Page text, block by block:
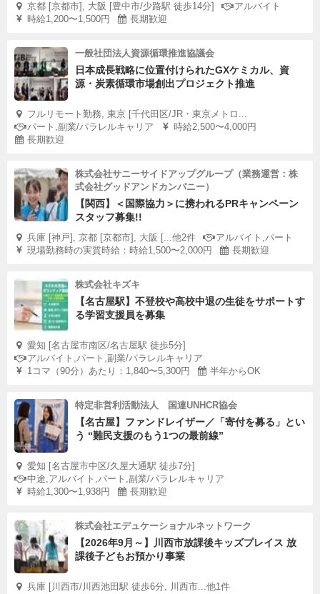
京都 [京都市], 大阪 [豊中市/少路駅 徒歩14分]
アルバイト
時給1,200〜1,500円
長期歓迎
一般社団法人資源循環推進協議会
日本成長戦略に位置付けられたGXケミカル、資
源・炭素循環市場創出プロジェクト推進
フルリモート勤務, 東京 [千代田区/JR・東京メトロ...
パート,副業/パラレルキャリア
時給2,500〜4,000円
長期歓迎
株式会社サニーサイドアップグループ（業務運営：株
式会社グッドアンドカンパニー）
【関西】＜国際協力＞に携われるPRキャンペーン
スタッフ募集!!
兵庫 [神戸], 京都 [京都市], 大阪 [...他2件
アルバイト,パート
現場勤務時の実質時給：時給1,500〜2,000円
長期歓迎
株式会社キズキ
【名古屋駅】不登校や高校中退の生徒をサポートす
る学習支援員を募集
愛知 [名古屋市南区/名古屋駅 徒歩5分]
アルバイト,パート,副業/パラレルキャリア
1コマ（90分）あたり：1,840〜5,300円
半年からOK
特定非営利活動法人 国連UNHCR協会
【名古屋】ファンドレイザー／「寄付を募る」とい
う “難民支援のもう1つの最前線”
愛知 [名古屋市中区/久屋大通駅 徒歩7分]
中途,アルバイト,パート,副業/パラレルキャリア
時給1,300〜1,938円
長期歓迎
株式会社エデュケーショナルネットワーク
【2026年9月～】川西市放課後キッズプレイス 放
課後子どもお預かり事業
兵庫 [川西市/川西池田駅 徒歩6分, 川西市...他1件